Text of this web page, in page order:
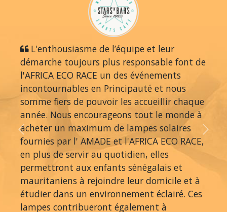
L'enthousiasme de l’équipe et leur
démarche toujours plus responsable font de
l'AFRICA ECO RACE un des événements
incontournables en Principauté et nous
somme fiers de pouvoir les accueillir chaque
année. Nous encourageons tout le monde à
acheter un maximum de lampes solaires
fournies par l' AMADE et l'AFRICA ECO RACE,
en plus de servir au quotidien, elles
permettront aux enfants sénégalais et
mauritaniens à rejoindre leur domicile et à
étudier dans un environnement éclairé. Ces
lampes contribueront également à
Previous Next